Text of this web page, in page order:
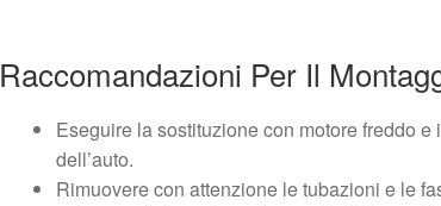
Raccomandazioni Per Il
Eseguire la sostituzione con motore freddo
dell’auto.
Rimuovere con attenzione le tubazioni e le